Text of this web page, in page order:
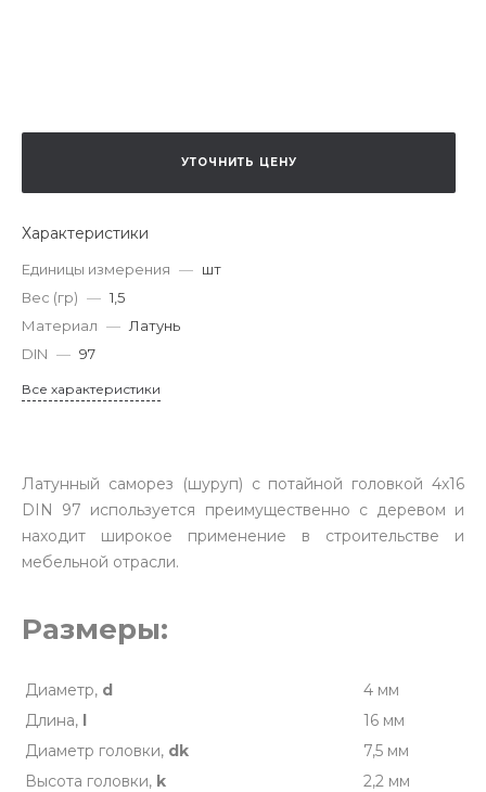
УТОЧНИТЬ ЦЕНУ
Характеристики
Единицы измерения — шт
Вес (гр) — 1,5
Материал — Латунь
DIN — 97
Все характеристики
Латунный саморез (шуруп) с потайной головкой 4х16
DIN 97 используется преимущественно с деревом и
находит широкое применение в строительстве и
мебельной отрасли.
Размеры:
Диаметр, d
4 мм
Длина, l
16 мм
Диаметр головки, dk
7,5 мм
Высота головки, k
2,2 мм